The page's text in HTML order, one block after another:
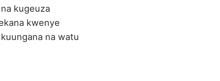
kugeuza
kwenye
na watu